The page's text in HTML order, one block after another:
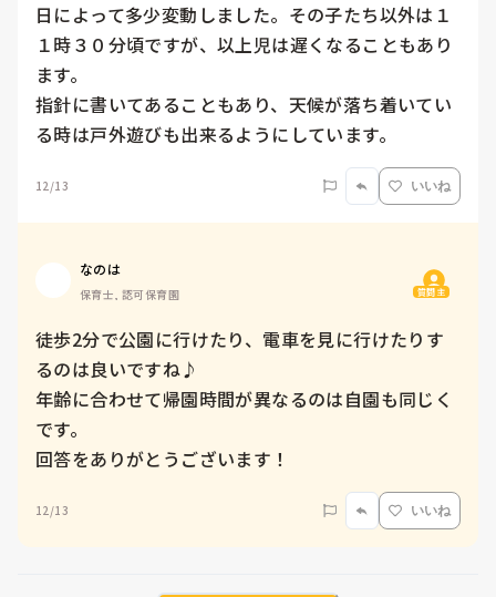
日によって多少変動しました。その子たち以外は１
１時３０分頃ですが、以上児は遅くなることもあり
ます。
指針に書いてあることもあり、天候が落ち着いてい
る時は戸外遊びも出来るようにしています。
12/13 いいね
なのは
保育士, 認可保育園 質問主
徒歩2分で公園に行けたり、電車を見に行けたりす
るのは良いですね♪
年齢に合わせて帰園時間が異なるのは自園も同じく
です。
回答をありがとうございます！
12/13 いいね